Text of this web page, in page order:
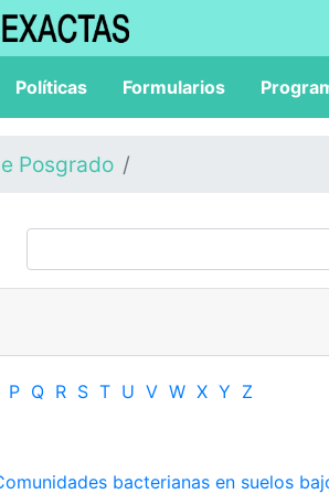
Políticas Formularios
Posgrado
P Q R S T U V W X Y Z
bacterianas en suelos